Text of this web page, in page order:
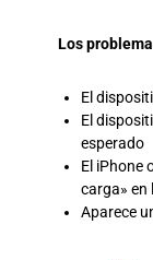
Los
El
El
esperado
El iPhone
carga» en
Aparece